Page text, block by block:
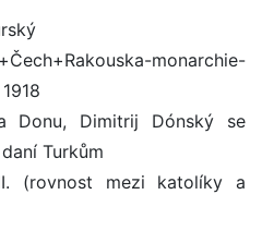
monarchie-
Donu, Dimitrij Dónský se
Turkům
(rovnost mezi katolíky a